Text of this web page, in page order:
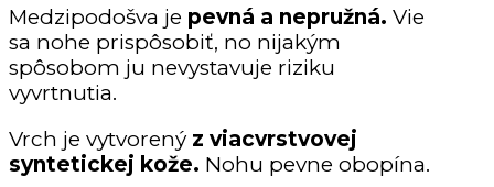
Medzipodošva je pevná a nepružná. Vie
sa nohe prispôsobiť, no nijakým
spôsobom ju nevystavuje riziku
vyvrtnutia.
Vrch je vytvorený z viacvrstvovej
syntetickej kože. Nohu pevne obopína.